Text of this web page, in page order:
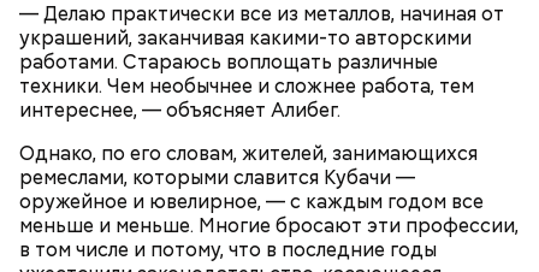
— Делаю практически все из металлов, начиная от
украшений, заканчивая какими-то авторскими
работами. Стараюсь воплощать различные
техники. Чем необычнее и сложнее работа, тем
интереснее, — объясняет Алибег.
Однако, по его словам, жителей, занимающихся
ремеслами, которыми славится Кубачи —
оружейное и ювелирное, — с каждым годом все
меньше и меньше. Многие бросают эти профессии,
в том числе и потому, что в последние годы
— Кабачки нужно натереть длинными слайсами
(это можно сделать на специальной терке),
Также не нужно есть дыню до корки, потому что
именно там скапливаются нитраты. И важно
тщательно ее мыть, чтобы не отравиться, добавила
собеседница «ВМ».